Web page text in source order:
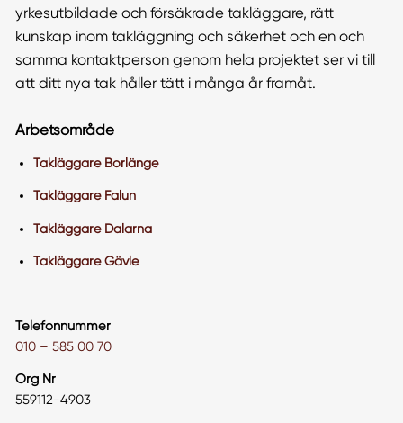
yrkesutbildade och försäkrade takläggare, rätt
kunskap inom takläggning och säkerhet och en och
samma kontaktperson genom hela projektet ser vi till
att ditt nya tak håller tätt i många år framåt.
Arbetsområde
Takläggare Borlänge
Takläggare Falun
Takläggare Dalarna
Takläggare Gävle
Telefonnummer
010 – 585 00 70
Org Nr
559112-4903